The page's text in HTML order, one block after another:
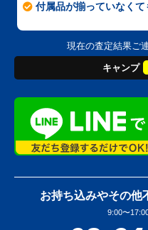
付属品が揃っていなく
現在の査定結果ご
キャンプ
お持ち込みやその他
9:00〜